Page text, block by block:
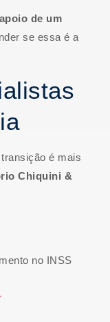
de um
se essa é a
é mais
Chiquini &
no INSS